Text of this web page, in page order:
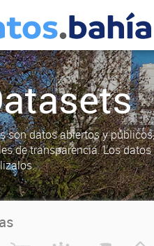
son datos abiertos y
de transparencia. Los